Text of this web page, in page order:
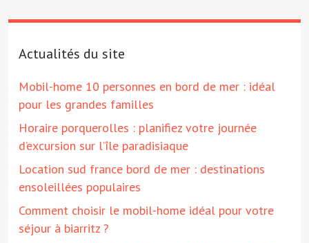
Actualités du site
Mobil-home 10 personnes en bord de mer : idéal
pour les grandes familles
Horaire porquerolles : planifiez votre journée
d’excursion sur l’île paradisiaque
Location sud france bord de mer : destinations
ensoleillées populaires
Comment choisir le mobil-home idéal pour votre
séjour à biarritz ?